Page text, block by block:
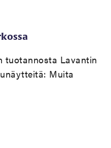
tuotannosta Lavantin
Muita